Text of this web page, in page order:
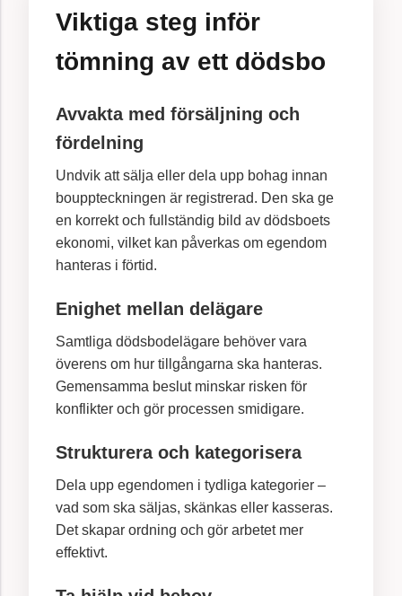
Viktiga steg inför
tömning av ett dödsbo
Avvakta med försäljning och
fördelning
Undvik att sälja eller dela upp bohag innan
bouppteckningen är registrerad. Den ska ge
en korrekt och fullständig bild av dödsboets
ekonomi, vilket kan påverkas om egendom
hanteras i förtid.
Enighet mellan delägare
Samtliga dödsbodelägare behöver vara
överens om hur tillgångarna ska hanteras.
Gemensamma beslut minskar risken för
konflikter och gör processen smidigare.
Strukturera och kategorisera
Dela upp egendomen i tydliga kategorier –
vad som ska säljas, skänkas eller kasseras.
Det skapar ordning och gör arbetet mer
effektivt.